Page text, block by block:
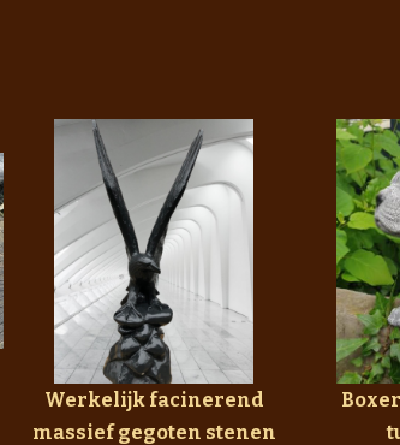
Werkelijk facinerend
massief gegoten stenen